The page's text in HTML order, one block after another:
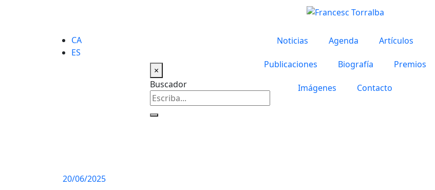
CA
ES
×
Buscador
Noticias Agenda Artículos
Publicaciones Biografía Premios
Imágenes Contacto
20/06/2025